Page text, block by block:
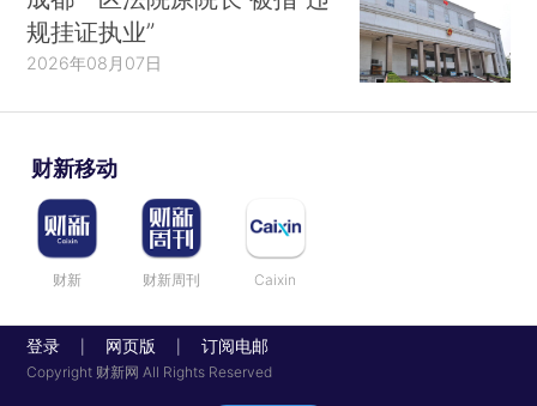
规挂证执业”
2026年08月07日
财新移动
财新 财新周刊 Caixin
登录 网页版 订阅电邮
Copyright 财新网 All Rights Reserved